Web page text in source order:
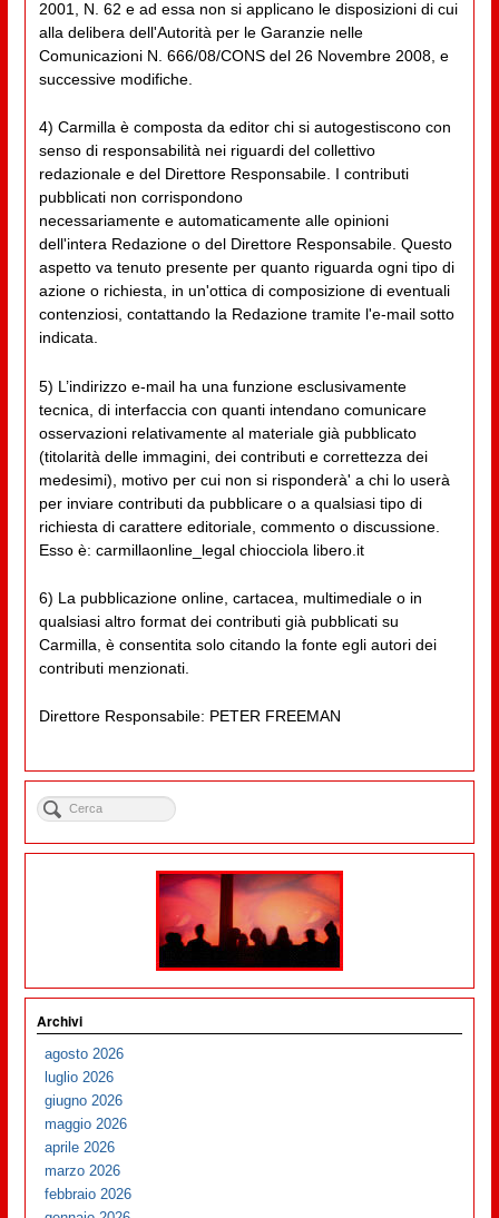
2001, N. 62 e ad essa non si applicano le disposizioni di cui
alla delibera dell'Autorità per le Garanzie nelle
Comunicazioni N. 666/08/CONS del 26 Novembre 2008, e
successive modifiche.
4) Carmilla è composta da editor chi si autogestiscono con
senso di responsabilità nei riguardi del collettivo
redazionale e del Direttore Responsabile. I contributi
pubblicati non corrispondono
necessariamente e automaticamente alle opinioni
dell'intera Redazione o del Direttore Responsabile. Questo
aspetto va tenuto presente per quanto riguarda ogni tipo di
azione o richiesta, in un'ottica di composizione di eventuali
contenziosi, contattando la Redazione tramite l'e-mail sotto
indicata.
5) L’indirizzo e-mail ha una funzione esclusivamente
tecnica, di interfaccia con quanti intendano comunicare
osservazioni relativamente al materiale già pubblicato
(titolarità delle immagini, dei contributi e correttezza dei
medesimi), motivo per cui non si risponderà' a chi lo userà
per inviare contributi da pubblicare o a qualsiasi tipo di
richiesta di carattere editoriale, commento o discussione.
Esso è: carmillaonline_legal chiocciola libero.it
6) La pubblicazione online, cartacea, multimediale o in
qualsiasi altro format dei contributi già pubblicati su
Carmilla, è consentita solo citando la fonte egli autori dei
contributi menzionati.
Direttore Responsabile: PETER FREEMAN
Archivi
agosto 2026
luglio 2026
giugno 2026
maggio 2026
aprile 2026
marzo 2026
febbraio 2026